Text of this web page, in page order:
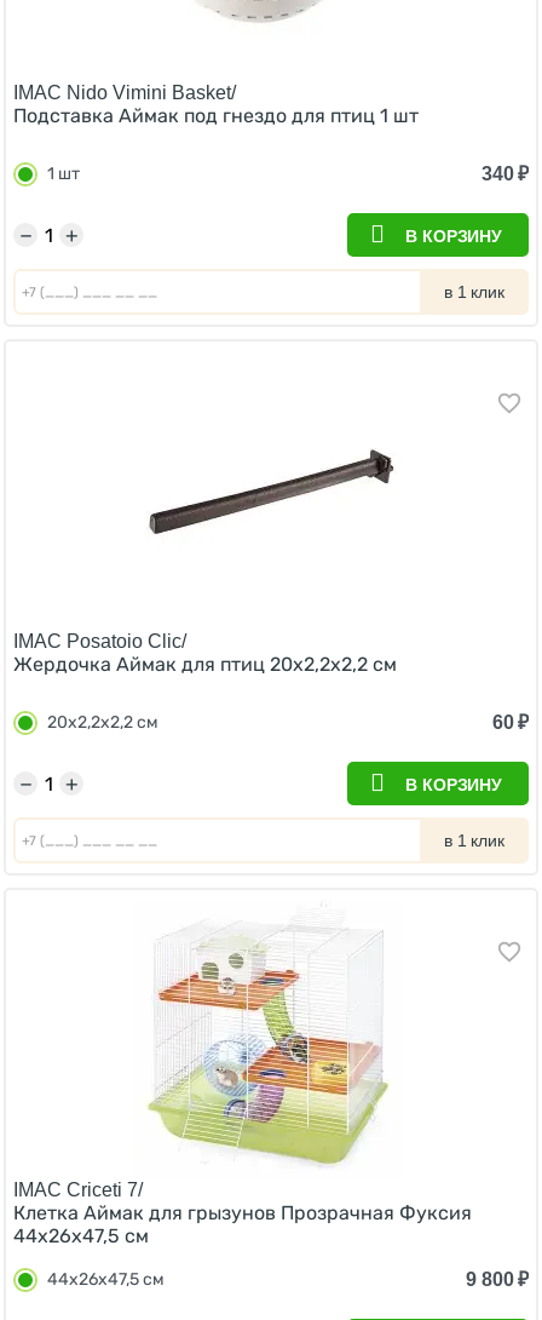
IMAC Nido Vimini Basket/
Подставка Аймак под гнездо для птиц 1 шт
1 шт 340₽
+
− В КОРЗИНУ
в 1 клик
IMAC Posatoio Clic/
Жердочка Аймак для птиц 20х2,2х2,2 см
20х2,2х2,2 см 60₽
+
− В КОРЗИНУ
в 1 клик
IMAC Criceti 7/
Клетка Аймак для грызунов Прозрачная Фуксия
44х26х47,5 см
44х26х47,5 см 9 800₽